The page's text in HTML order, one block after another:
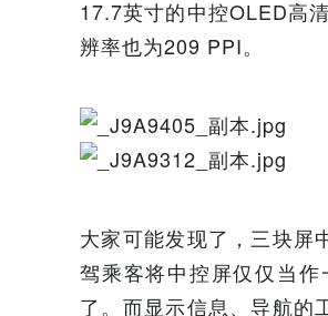
17.7英寸的中控OLED高
辨率也为209 PPI。
大家可能发现了，三块屏
驾乘客将中控屏仅仅当
了。而显示信息、导航的